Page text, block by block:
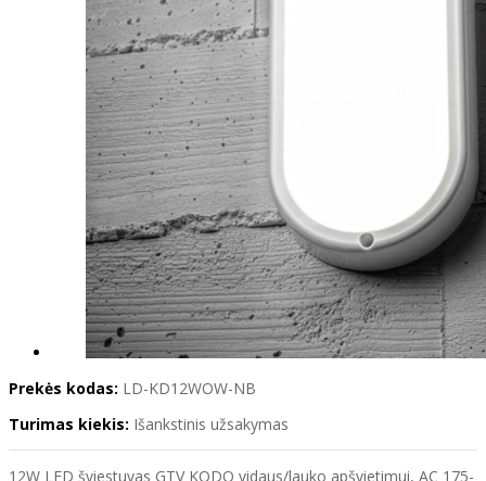
Prekės kodas: LD-KD12WOW-NB
Turimas kiekis: Išankstinis užsakymas
12W LED šviestuvas GTV KODO vidaus/lauko apšvietimui, AC 175-